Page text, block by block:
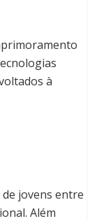
à
jovens entre
Além